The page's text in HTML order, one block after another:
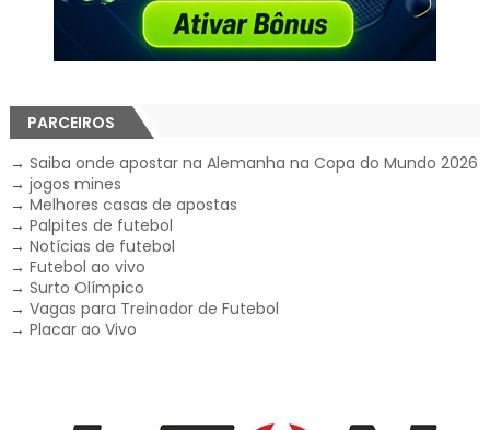
PARCEIROS
→ Saiba onde apostar na Alemanha na Copa do Mundo 2026
→ jogos mines
→ Melhores casas de apostas
→ Palpites de futebol
→ Notícias de futebol
→ Futebol ao vivo
→ Surto Olímpico
→ Vagas para Treinador de Futebol
→ Placar ao Vivo